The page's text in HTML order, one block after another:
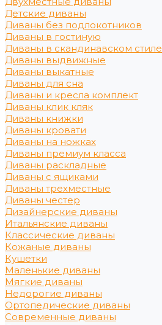
Детские диваны
Диваны без подлокотников
Диваны в гостиную
Диваны в скандинавском стиле
Диваны выдвижные
Диваны выкатные
Диваны для сна
Диваны и кресла комплект
Диваны клик кляк
Диваны книжки
Диваны кровати
Диваны на ножках
Диваны премиум класса
Диваны раскладные
Диваны с ящиками
Диваны трехместные
Диваны честер
Дизайнерские диваны
Итальянские диваны
Классические диваны
Кожаные диваны
Кушетки
Маленькие диваны
Мягкие диваны
Недорогие диваны
Ортопедические диваны
Современные диваны